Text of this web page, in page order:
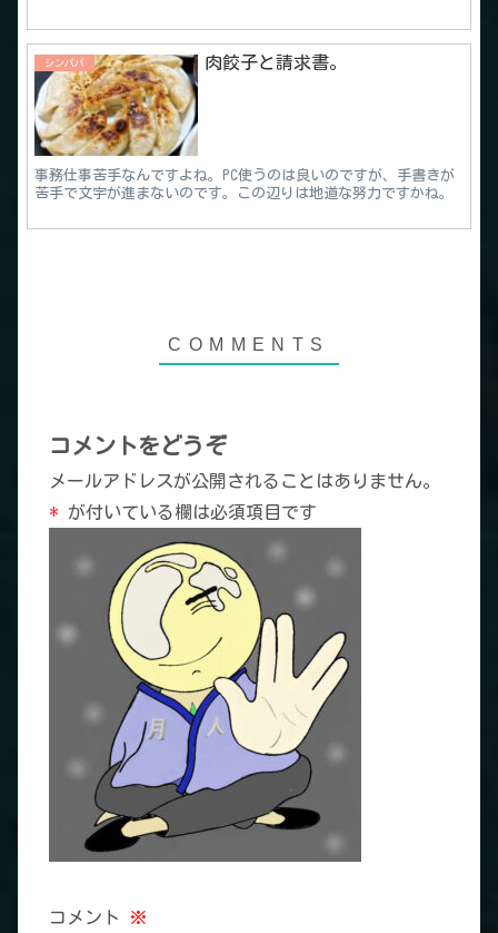
シンパパ 肉餃子と請求書。
事務仕事苦手なんですよね。PC使うのは良いのですが、手書きが
苦手で文字が進まないのです。この辺りは地道な努力ですかね。
コメントをどうぞ
メールアドレスが公開されることはありません。
* が付いている欄は必須項目です
コメント ※